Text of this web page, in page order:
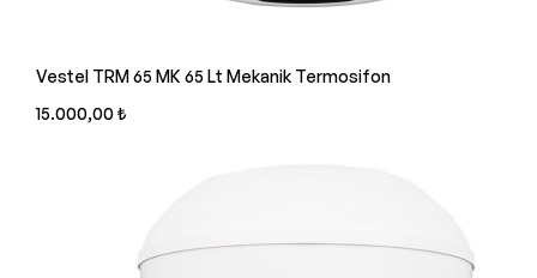
Vestel TRM 65 MK 65 Lt Mekanik Termosifon
15.000,00 ₺